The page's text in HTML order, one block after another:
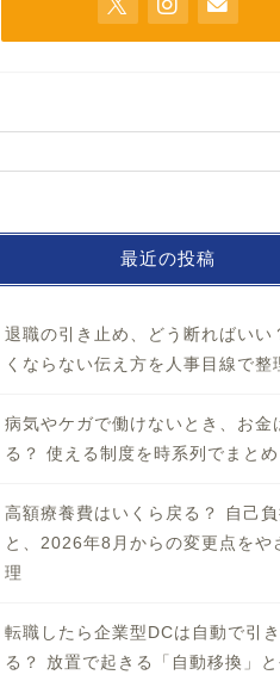
最近の投稿
退職の引き止め、どう断ればいい
くならない伝え方を人事目線で整
病気やケガで働けないとき、お金
る？ 使える制度を時系列でまとめ
高額療養費はいくら戻る？ 自己
と、2026年8月からの変更点をや
理
転職したら企業型DCは自動で引
る？ 放置で起きる「自動移換」